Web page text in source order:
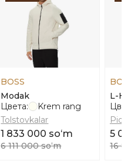
BOSS
Modak
Цвета:
Krem rang
Tolstovkalar
1 833 000 soʻm
6 111 000 soʻm
L-
5
16